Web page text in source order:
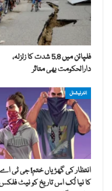
فلپائن میں 5.8 شدت کا زلزلہ،
دارالحکومت بھی متاثر
انٹرنیشنل
کا نیا لُک اس تاریخ کو نیٹ فلکس